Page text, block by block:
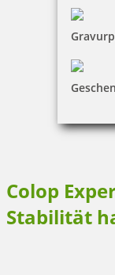
Oberfläche des
den Colop
Publikumsverkehr.
Colop
Stabilität